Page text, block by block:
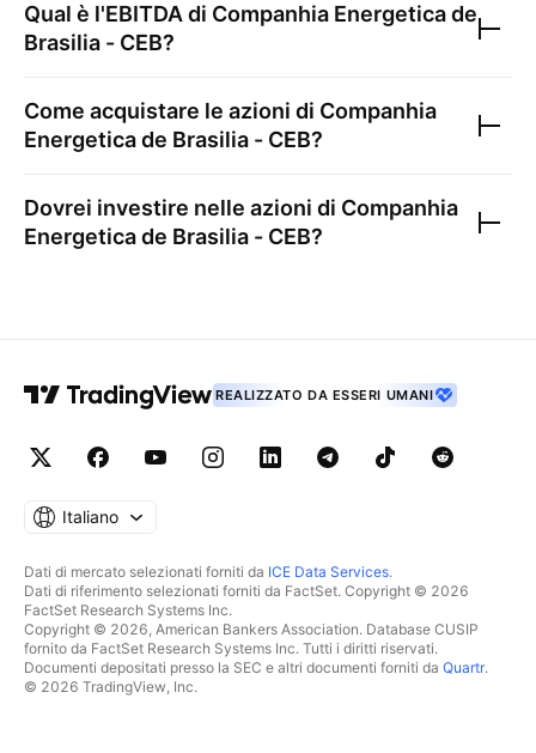
Qual è l'EBITDA di Companhia Energetica de
Brasilia - CEB?
Come acquistare le azioni di Companhia
Energetica de Brasilia - CEB?
Dovrei investire nelle azioni di Companhia
Energetica de Brasilia - CEB?
REALIZZATO DA ESSERI UMANI
Italiano
Dati di mercato selezionati forniti da ICE Data Services.
Dati di riferimento selezionati forniti da FactSet. Copyright © 2026
FactSet Research Systems Inc.
Copyright © 2026, American Bankers Association. Database CUSIP
fornito da FactSet Research Systems Inc. Tutti i diritti riservati.
Documenti depositati presso la SEC e altri documenti forniti da Quartr.
© 2026 TradingView, Inc.